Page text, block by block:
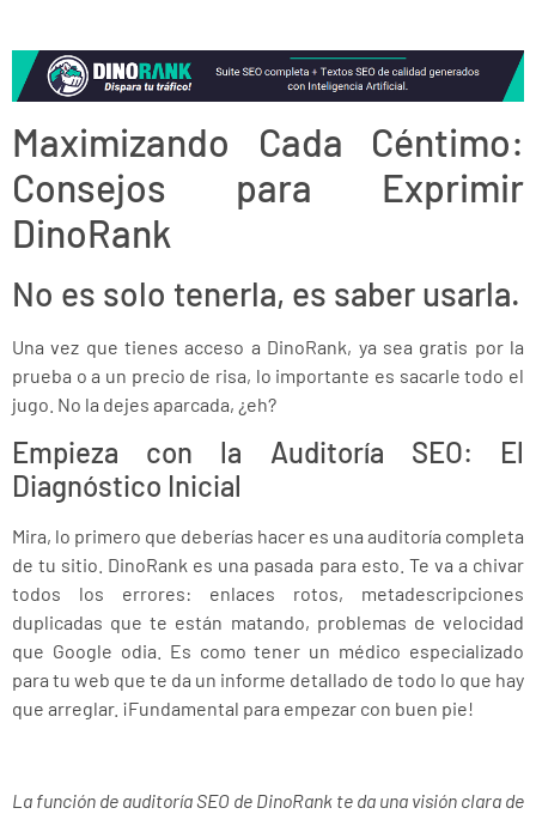
Maximizando Cada Céntimo:
Consejos para Exprimir
DinoRank
No es solo tenerla, es saber usarla.
Una vez que tienes acceso a DinoRank, ya sea gratis por la
prueba o a un precio de risa, lo importante es sacarle todo el
jugo. No la dejes aparcada, ¿eh?
Empieza con la Auditoría SEO: El
Diagnóstico Inicial
Mira, lo primero que deberías hacer es una auditoría completa
de tu sitio. DinoRank es una pasada para esto. Te va a chivar
todos los errores: enlaces rotos, metadescripciones
duplicadas que te están matando, problemas de velocidad
que Google odia. Es como tener un médico especializado
para tu web que te da un informe detallado de todo lo que hay
que arreglar. ¡Fundamental para empezar con buen pie!
La función de auditoría SEO de DinoRank te da una visión clara de